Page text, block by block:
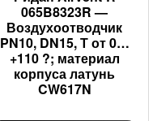
065B8323R —
Воздухоотводчик
PN10, DN15, Т от 0…
+110 ?; материал
корпуса латунь
CW617N